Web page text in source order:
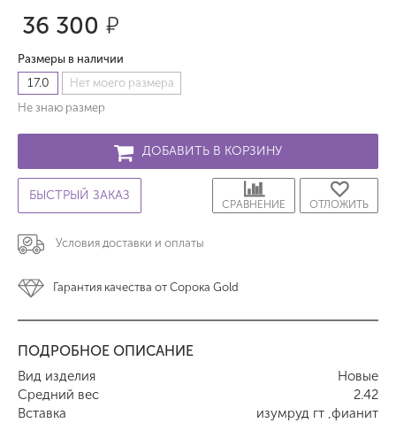
36 300 р.
Размеры в наличии
17.0
Нет моего размера
Не знаю размер
ДОБАВИТЬ В КОРЗИНУ
БЫСТРЫЙ ЗАКАЗ
ОТЛОЖИТЬ
СРАВНЕНИЕ
Условия доставки и оплаты
Гарантия качества от Сорока Gold
ПОДРОБНОЕ ОПИСАНИЕ
Вид изделия
Новые
Средний вес
2.42
Вставка
изумруд гт ,фианит